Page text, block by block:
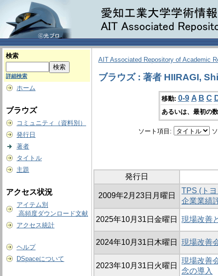
検索
詳細検索
ホーム
ブラウズ
コミュニティ（資料別）
発行日
著者
タイトル
主題
アクセス状況
アイテム別
高頻度ダウンロード文献
アクセス統計
ヘルプ
DSpaceについて
AIT Associated Repository of Academic
ブラウズ : 著者 HIIRAGI,
移動: 0-9 A B C
あるいは、最初の
ソート項目:
発行日
2009年2月23日月曜日
TPS (ト
企業業績
2025年10月31日金曜日 現場改善
2024年10月31日木曜日 現場改善
2023年10月31日火曜日
現場改善
念の導入